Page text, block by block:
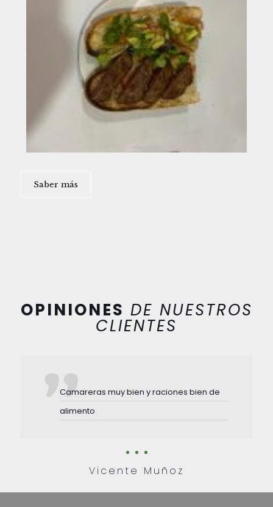
Saber más
OPINIONES DE NUESTROS
CLIENTES
Camareras muy bien y raciones bien de
alimento
Vicente Muñoz